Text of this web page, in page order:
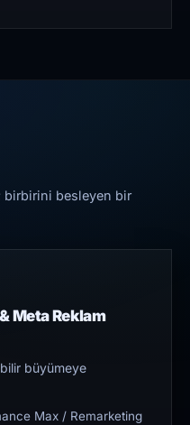
birbirini besleyen bir
Meta Reklam
büyümeye
Max / Remarketing